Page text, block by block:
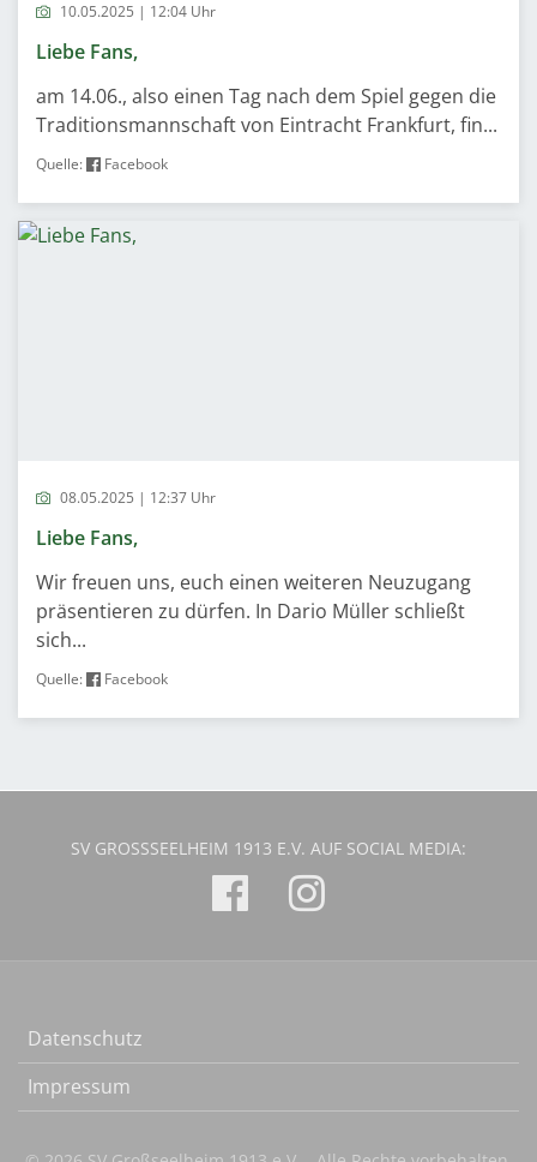
10.05.2025 | 12:04 Uhr
Liebe Fans,
am 14.06., also einen Tag nach dem Spiel gegen die
Traditionsmannschaft von Eintracht Frankfurt, fin...
Quelle: Facebook
08.05.2025 | 12:37 Uhr
Liebe Fans,
Wir freuen uns, euch einen weiteren Neuzugang
präsentieren zu dürfen. In Dario Müller schließt
sich...
Quelle: Facebook
SV GROSSSEELHEIM 1913 E.V. AUF SOCIAL MEDIA:
Datenschutz
Impressum